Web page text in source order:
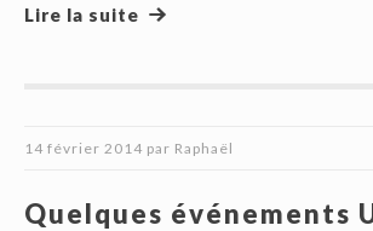
Lire la suite
14 février 2014 par Raphaël
Quelques événements